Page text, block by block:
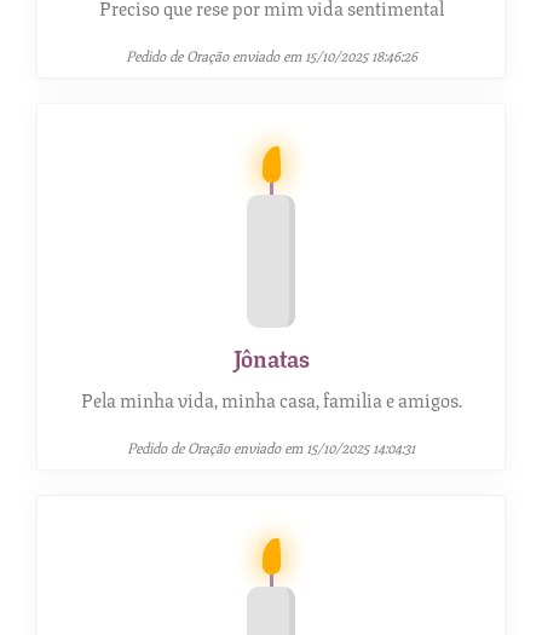
Preciso que rese por mim vida sentimental
Pedido de Oração enviado em 15/10/2025 18:46:26
Jônatas
Pela minha vida, minha casa, familia e amigos.
Pedido de Oração enviado em 15/10/2025 14:04:31